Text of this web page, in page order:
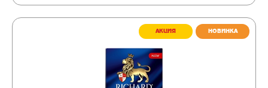
АКЦИЯ НОВИНКА